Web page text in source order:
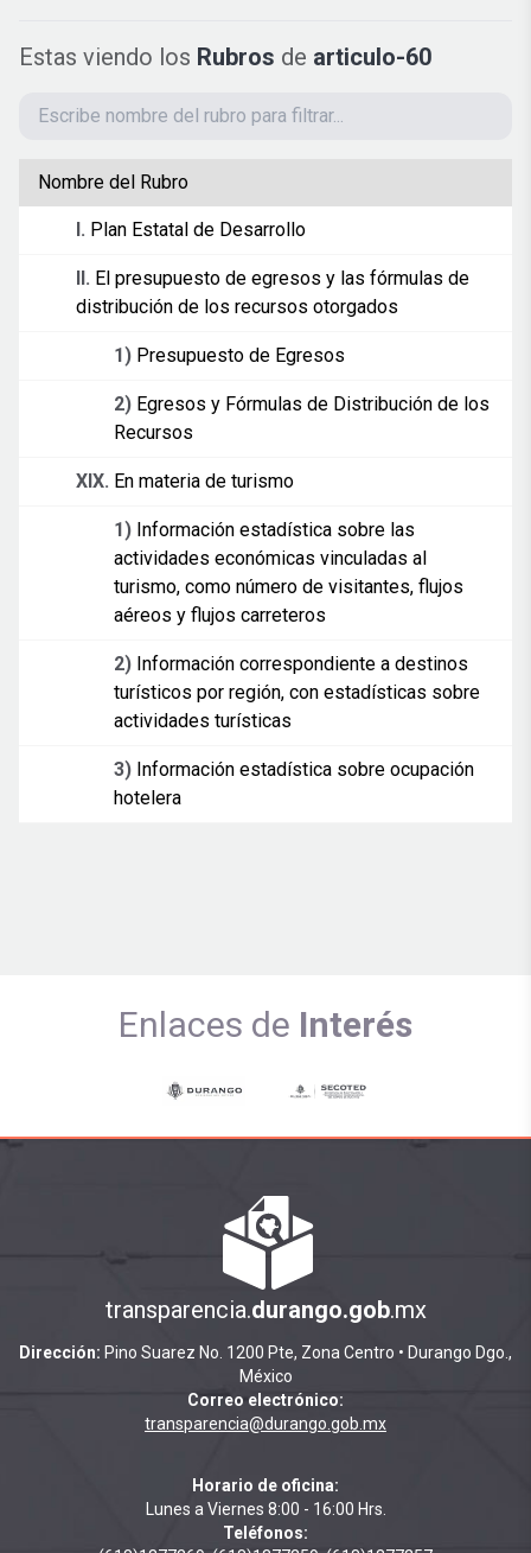
Estas viendo los Rubros de articulo-60
Nombre del Rubro
I. Plan Estatal de Desarrollo
II. El presupuesto de egresos y las fórmulas de
distribución de los recursos otorgados
1) Presupuesto de Egresos
2) Egresos y Fórmulas de Distribución de los
Recursos
XIX. En materia de turismo
1) Información estadística sobre las
actividades económicas vinculadas al
turismo, como número de visitantes, flujos
aéreos y flujos carreteros
2) Información correspondiente a destinos
turísticos por región, con estadísticas sobre
actividades turísticas
3) Información estadística sobre ocupación
hotelera
Enlaces de Interés
transparencia.durango.gob.mx
Dirección: Pino Suarez No. 1200 Pte, Zona Centro • Durango Dgo.,
México
Correo electrónico:
transparencia@durango.gob.mx
Horario de oficina:
Lunes a Viernes 8:00 - 16:00 Hrs.
Teléfonos: